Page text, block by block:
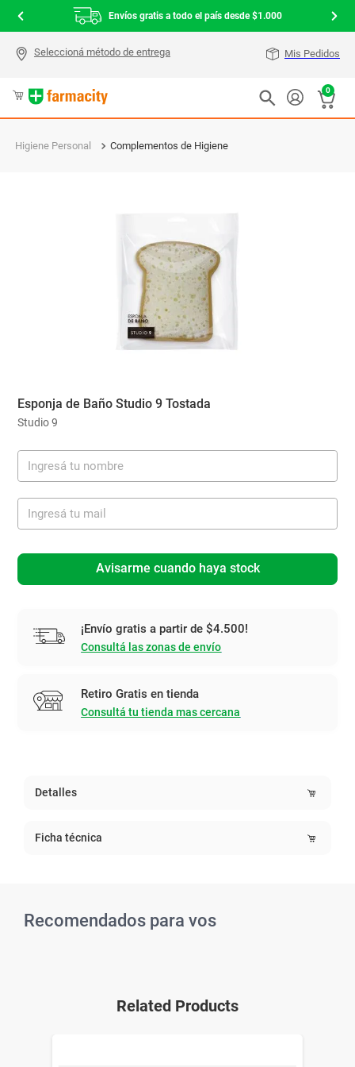
Envíos gratis a todo el país desde $1.000
Mis Pedidos
0
Higiene Personal Complementos de Higiene
Esponja de Baño Studio 9 Tostada
Studio 9
Avisarme cuando haya stock
¡Envío gratis a partir de $4.500!
Consultá las zonas de envío
Retiro Gratis en tienda
Consultá tu tienda mas cercana
Detalles
Ficha técnica
Recomendados para vos
Related Products